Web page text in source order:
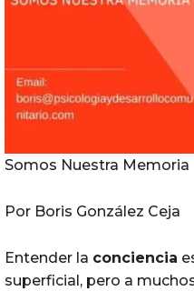
Somos Nuestra Memoria
Por Boris González Ceja
Entender la conciencia
superficial, pero a